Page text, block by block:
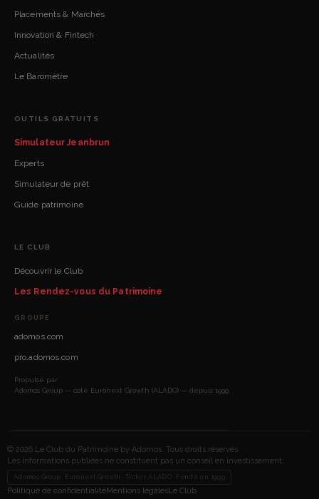
Placements & Marchés
Innovation & Fintech
Actualités
Le Baromètre
OUTILS GRATUITS
Simulateur Jeanbrun
Experts
Simulateur de prêt
Guide patrimoine
LE CLUB
Découvrir le Club
Les Rendez-vous du Patrimoine
GROUPE
adomos.com
pro.adomos.com
Propulsé par
Adomos Group — coté Euronext Growth (ALADO) — depuis 1999
© 2026 Le Club du Patrimoine by Adomos. Tous droits réservés.
Les informations publiées ne constituent pas un conseil en investissement.
Adomos Group · Euronext Growth · Ticker ALADO · Fondé en 1999
Politique de confidentialitéMentions légalesLe Club